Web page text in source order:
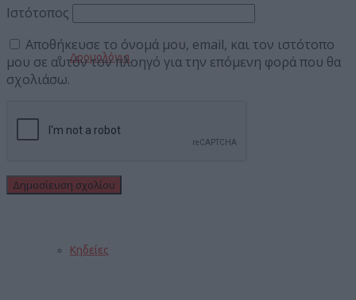
Δρομολόγια
Αγγελίες
Κηδείες
Ιστότοπος
Αποθήκευσε το όνομά μου, email, και τον ιστότοπο
μου σε αυτόν τον πλοηγό για την επόμενη φορά που θα
σχολιάσω.